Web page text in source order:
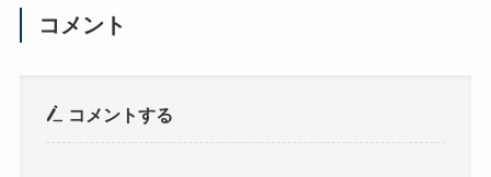
コメント
コメントする